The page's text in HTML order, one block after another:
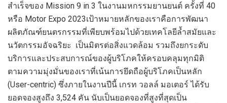
สำเร็จของ Mission 9 in 3 ในงานมหกรรมยานยนต์ ครั้งที่ 40
หรือ Motor Expo 2023เป้าหมายหลักของเราคือการพัฒนา
ผลิตภัณฑ์ยนตรกรรมที่เพียบพร้อมไปด้วยเทคโลยีล้ำสมัยและ
นวัตกรรมอัจฉริยะ เป็นมิตรต่อสิ่งแวดล้อม รวมถึงยกระดับ
บริการและประสบการณ์ของผู้บริโภคให้ครอบคลุมทุกมิติ
ตามความมุ่งมั่นของเราที่เน้นการยึดถือผู้บริโภคเป็นหลัก
(User-centric) ซึ่งภายในงานปีนี้ เกรท วอลล์ มอเตอร์ ได้รับ
ยอดจองสูงถึง 3,524 คัน นับเป็นยอดจองที่สูงที่สุดเป็น